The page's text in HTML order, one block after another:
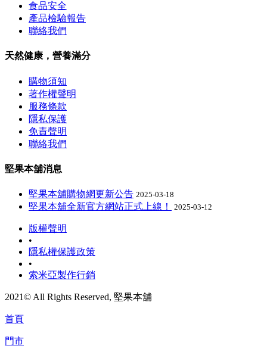
食品安全
產品檢驗報告
聯絡我們
天然健康，營養滿分
購物須知
著作權聲明
服務條款
隱私保護
免責聲明
聯絡我們
堅果本舖消息
堅果本舖購物網更新公告 2025-03-18
堅果本舖全新官方網站正式上線！ 2025-03-12
版權聲明
•
隱私權保護政策
•
索米亞製作行銷
2021© All Rights Reserved, 堅果本舖
首頁
門市